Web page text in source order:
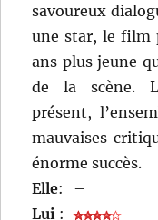
savoureux
une star, le film
ans plus jeune
de la scène.
présent,
mauvaises
énorme succès.
Elle:
–
Lui :